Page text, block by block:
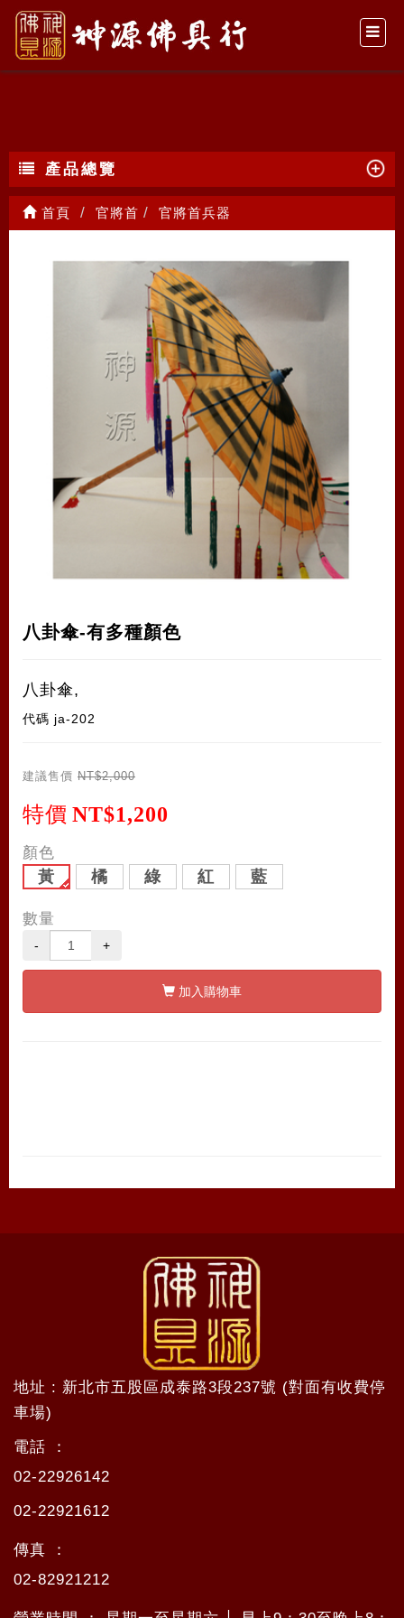
官將首兵器
產品總覽
首頁 官將首 官將首兵器
八卦傘-有多種顏色
八卦傘,
代碼 ja-202
建議售價 NT$2,000
特價 NT$1,200
顏色
黃 橘 綠 紅 藍
數量
- +
加入購物車
地址 : 新北市五股區成泰路3段237號 (對面有收費停
車場)
電話 ：
02-22926142
02-22921612
傳真 ：
02-82921212